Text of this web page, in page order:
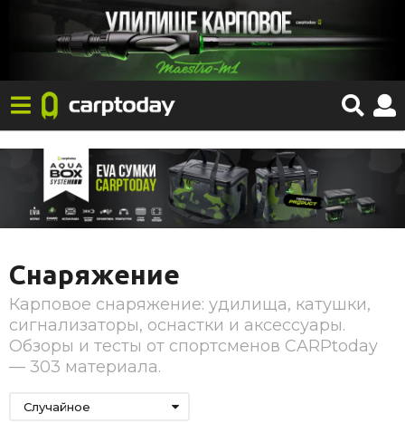
Снаряжение
Карповое снаряжение: удилища, катушки,
сигнализаторы, оснастки и аксессуары.
Обзоры и тесты от спортсменов CARPtoday
— 303 материала.
Случайное